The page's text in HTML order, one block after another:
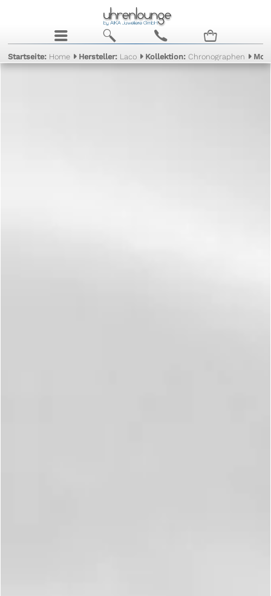
j b c n
Startseite: Home Hersteller: Laco Kollektion:Chronographen